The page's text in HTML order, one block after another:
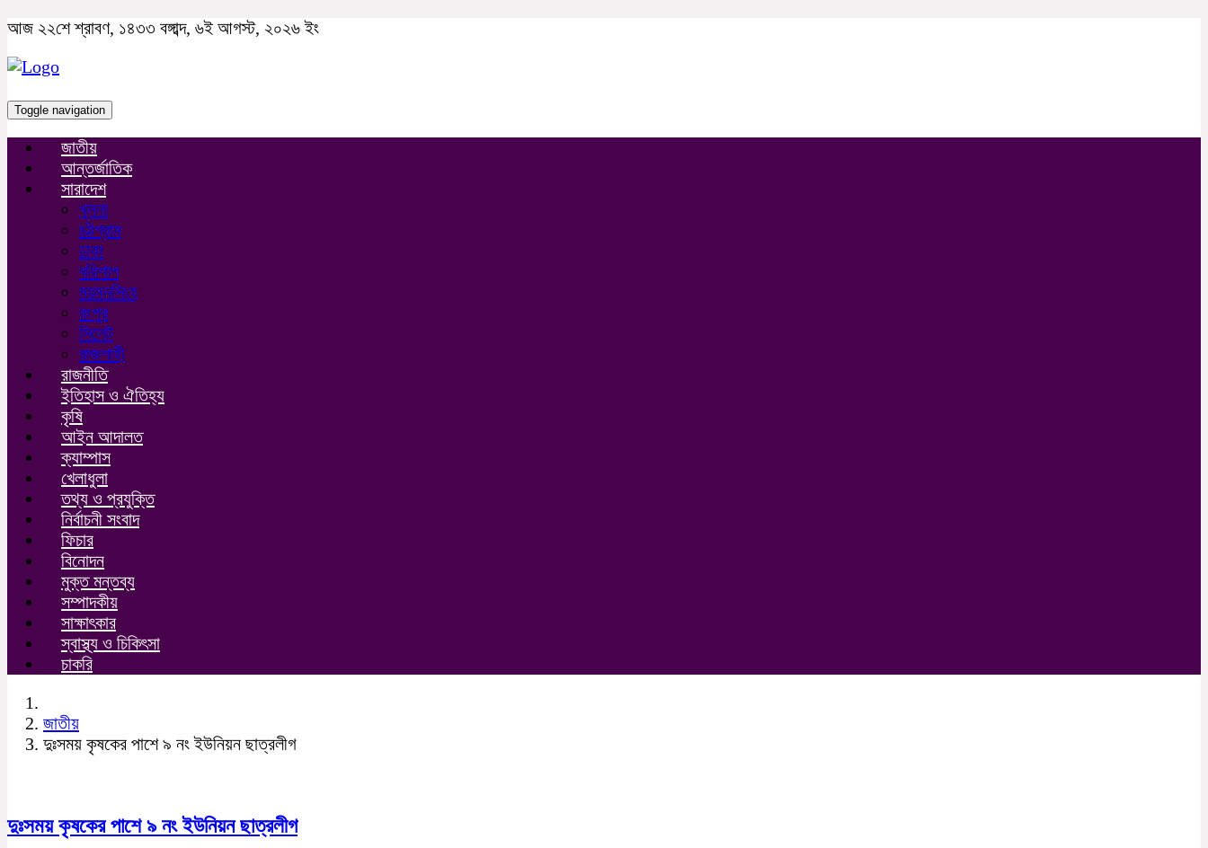
আজ ২২শে শ্রাবণ, ১৪৩৩ বঙ্গাব্দ, ৬ই আগস্ট, ২০২৬ ইং
Toggle navigation
জাতীয়
আন্তর্জাতিক
সারাদেশ
খুলনা
চট্টগ্রাম
ঢাকা
বরিশাল
ময়মনসিংহ
রংপুর
সিলেট
রাজশাহী
রাজনীতি
ইতিহাস ও ঐতিহ্য
কৃষি
আইন আদালত
ক্যাম্পাস
খেলাধুলা
তথ্য ও প্রযুক্তি
নির্বাচনী সংবাদ
ফিচার
বিনোদন
মুক্ত মন্তব্য
সম্পাদকীয়
সাক্ষাৎকার
স্বাস্থ্য ও চিকিৎসা
চাকরি
জাতীয়
দুঃসময় কৃষকের পাশে ৯ নং ইউনিয়ন ছাত্রলীগ
দুঃসময় কৃষকের পাশে ৯ নং ইউনিয়ন ছাত্রলীগ